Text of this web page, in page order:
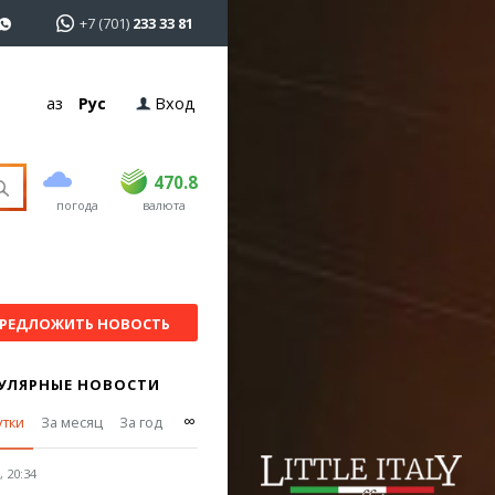
+7 (701) 233 33 81
Қаз Рус Вход
погода
470.8
USD 468.5 470.8
EUR валюта
НОВОСТЬ
НОВОСТИ
За месяц За год ∞
20:34